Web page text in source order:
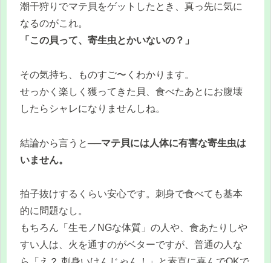
潮干狩りでマテ貝をゲットしたとき、真っ先に気に
なるのがこれ。
「この貝って、寄生虫とかいないの？」
その気持ち、ものすご〜くわかります。
せっかく楽しく獲ってきた貝、食べたあとにお腹壊
したらシャレになりませんしね。
結論から言うと──マテ貝には人体に有害な寄生虫は
いません。
拍子抜けするくらい安心です。刺身で食べても基本
的に問題なし。
もちろん「生モノNGな体質」の人や、食あたりしや
すい人は、火を通すのがベターですが、普通の人な